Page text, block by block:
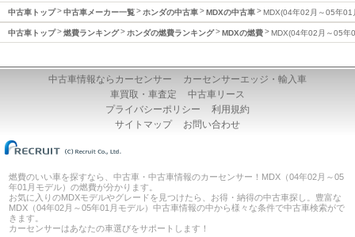
中古車トップ 中古車メーカー一覧 ホンダの中古車 MDXの中古車 MDX(04年02月～05年01
中古車トップ 燃費ランキング ホンダの燃費ランキング MDXの燃費 MDX(04年02月～05年
中古車情報ならカーセンサー
カーセンサーエッジ・輸入車
車買取・車査定
中古車リース
プライバシーポリシー
利用規約
サイトマップ
お問い合わせ
燃費のいい車を探すなら、中古車・中古車情報のカーセンサー！MDX（04年02月～05
年01月モデル）の燃費が分かります。
お気に入りのMDXモデルやグレードを見つけたら、お得・納得の中古車探し。豊富な
MDX（04年02月～05年01月モデル）中古車情報の中から様々な条件で中古車検索がで
きます。
カーセンサーはあなたの車選びをサポートします！